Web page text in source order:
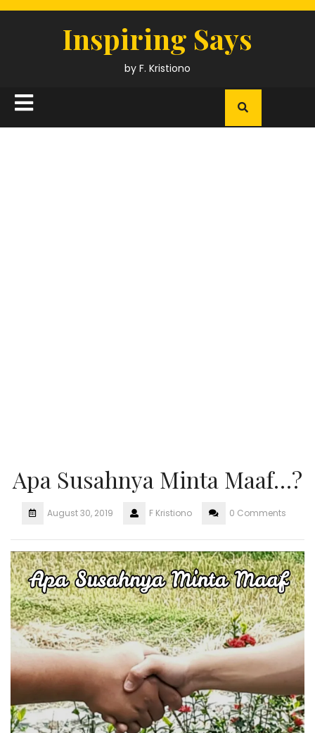
Inspiring Says
by F. Kristiono
Open
Button
Apa Susahnya Minta Maaf…?
August 30, 2019 F Kristiono 0 Comments